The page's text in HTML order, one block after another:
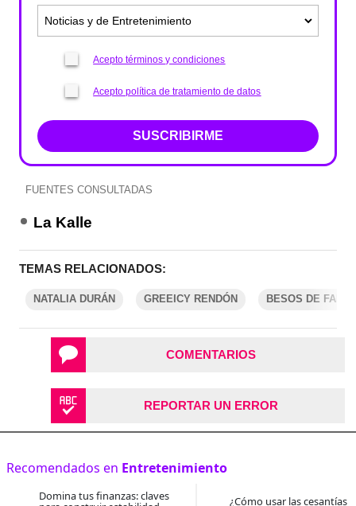
Acepto términos y condiciones
Acepto política de tratamiento de datos
SUSCRIBIRME
FUENTES CONSULTADAS
La Kalle
TEMAS RELACIONADOS:
NATALIA DURÁN GREEICY RENDÓN BESOS DE
COMENTARIOS
REPORTAR UN ERROR
Recomendados en Entretenimiento
Domina tus finanzas: claves ¿Cómo usar las cesantías